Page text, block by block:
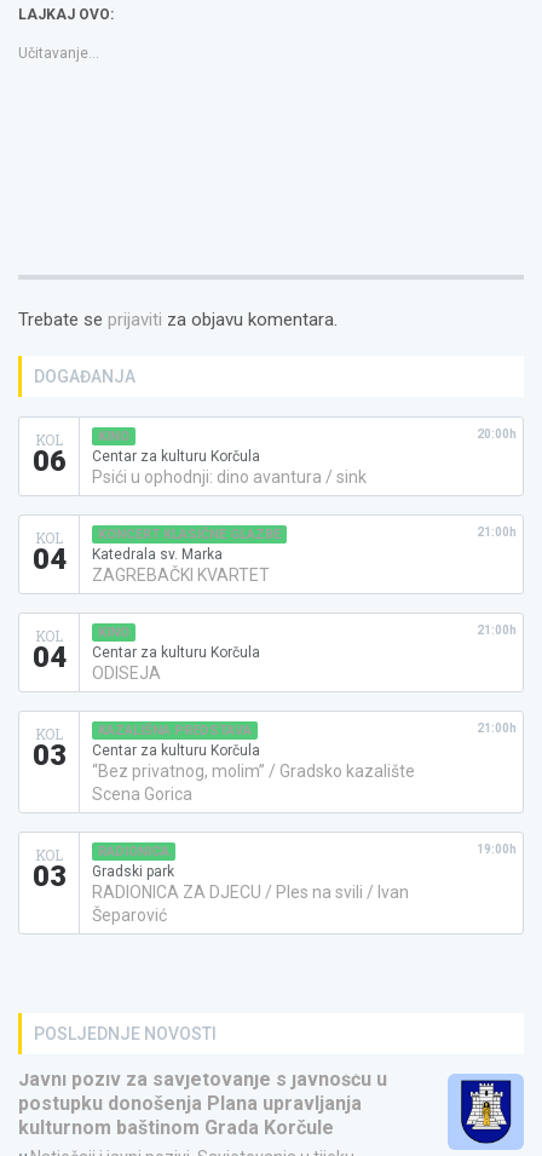
prozoru)
LAJKAJ OVO:
Učitavanje...
Trebate se prijaviti za objavu komentara.
DOGAĐANJA
KOL
06
KINO
Centar za kulturu Korčula
Psići u ophodnji: dino avantura / sink
20:00h
KOL
04
KONCERT KLASIČNE GLAZBE
Katedrala sv. Marka
ZAGREBAČKI KVARTET
21:00h
KOL
04
KINO
Centar za kulturu Korčula
ODISEJA
21:00h
KOL
03
KAZALIŠNA PREDSTAVA
Centar za kulturu Korčula
“Bez privatnog, molim” / Gradsko kazalište
Scena Gorica
21:00h
KOL
03
RADIONICA
Gradski park
RADIONICA ZA DJECU / Ples na svili / Ivan
Šeparović
19:00h
POSLJEDNJE NOVOSTI
Javni poziv za savjetovanje s javnošću u
postupku donošenja Plana upravljanja
kulturnom baštinom Grada Korčule